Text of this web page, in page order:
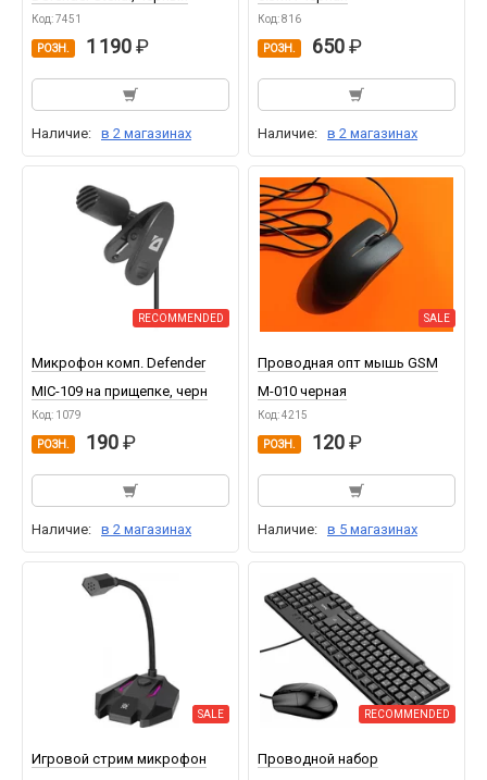
Код: 7451
РОЗН. 1 190
Наличие: в 2 магазинах
Код: 816
РОЗН. 650
Наличие: в 2 магазинах
RECOMMENDED
Микрофон комп. Defender
MIC-109 на прищепке, черн
Код: 1079
РОЗН. 190
Наличие: в 2 магазинах
SALE
Проводная опт мышь GSM
M-010 черная
Код: 4215
РОЗН. 120
Наличие: в 5 магазинах
SALE
Игровой стрим микрофон
RECOMMENDED
Проводной набор